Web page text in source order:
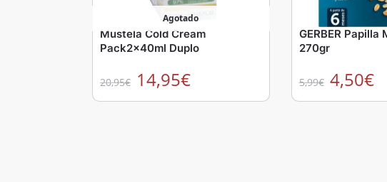
Agotado
Mustela Cold Cream
Pack2x40ml Duplo
20,95€ 14,95€
GERBER
270gr
5,99€ 4,50€